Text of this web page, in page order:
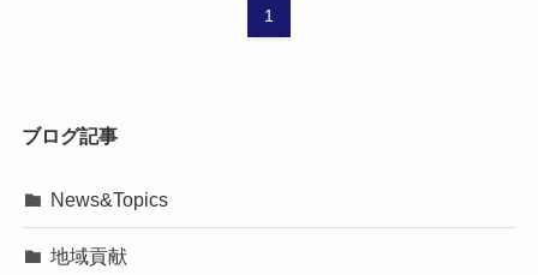
1
ブログ記事
News&Topics
地域貢献